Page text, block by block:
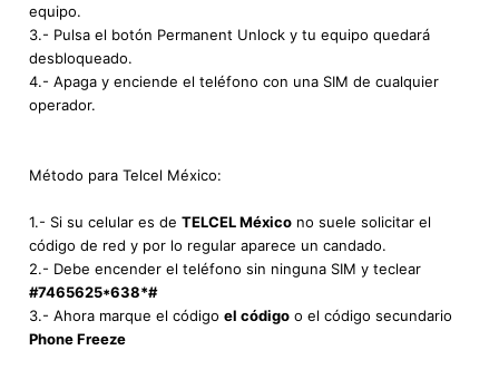
equipo.
3.- Pulsa el botón Permanent Unlock y tu equipo quedará
desbloqueado.
4.- Apaga y enciende el teléfono con una SIM de cualquier
operador.
Método para Telcel México:
1.- Si su celular es de TELCEL México no suele solicitar el
código de red y por lo regular aparece un candado.
2.- Debe encender el teléfono sin ninguna SIM y teclear
#7465625*638*#
3.- Ahora marque el código el código o el código secundario
Phone Freeze